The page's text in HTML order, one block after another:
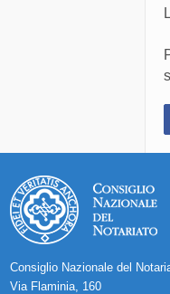
Consiglio Nazionale del
Via Flaminia, 160